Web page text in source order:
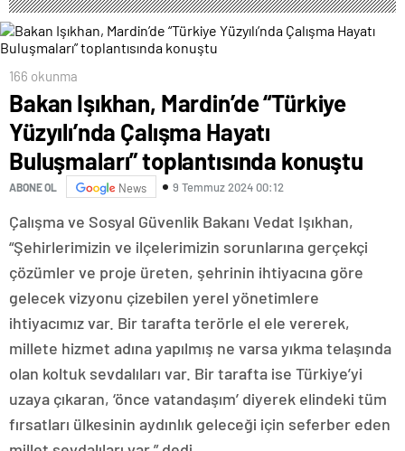
166 okunma
Bakan Işıkhan, Mardin’de “Türkiye
Yüzyılı’nda Çalışma Hayatı
Buluşmaları” toplantısında konuştu
ABONE OL News 9 Temmuz 2024 00:12
Çalışma ve Sosyal Güvenlik Bakanı Vedat Işıkhan,
“Şehirlerimizin ve ilçelerimizin sorunlarına gerçekçi
çözümler ve proje üreten, şehrinin ihtiyacına göre
gelecek vizyonu çizebilen yerel yönetimlere
ihtiyacımız var. Bir tarafta terörle el ele vererek,
millete hizmet adına yapılmış ne varsa yıkma telaşında
olan koltuk sevdalıları var. Bir tarafta ise Türkiye’yi
uzaya çıkaran, ‘önce vatandaşım’ diyerek elindeki tüm
fırsatları ülkesinin aydınlık geleceği için seferber eden